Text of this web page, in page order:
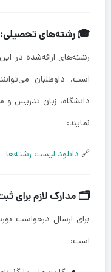
🎓 رشته‌های تحصیلی:
رشته‌های ارائه‌شده در
است. داوطلبان
دانشگاه، زبان تدریس
نمایند:
🔗 دانلود لیست رشته‌ها
🗂 مدارک لازم برای
است: